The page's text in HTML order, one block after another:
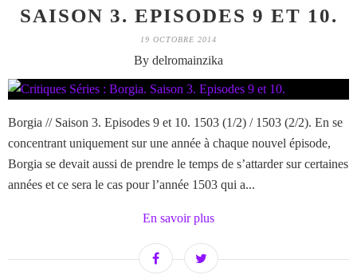
SAISON 3. EPISODES 9 ET 10.
19 OCTOBRE 2014
By delromainzika
Borgia // Saison 3. Episodes 9 et 10. 1503 (1/2) / 1503 (2/2). En se
concentrant uniquement sur une année à chaque nouvel épisode,
Borgia se devait aussi de prendre le temps de s’attarder sur certaines
années et ce sera le cas pour l’année 1503 qui a...
En savoir plus